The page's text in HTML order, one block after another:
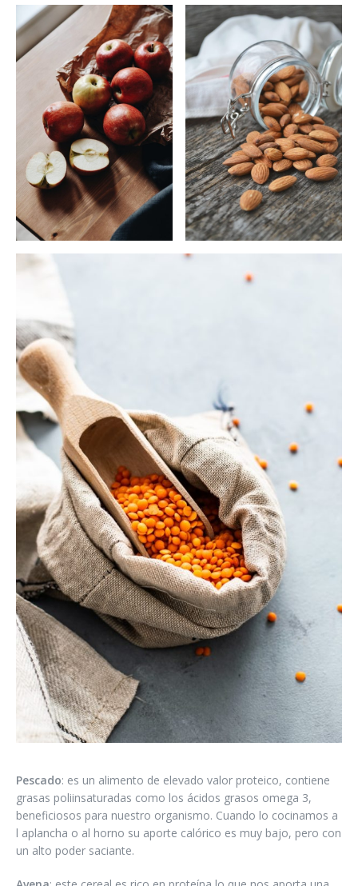
Pescado: es un alimento de elevado valor proteico, contiene
grasas poliinsaturadas como los ácidos grasos omega 3,
beneficiosos para nuestro organismo. Cuando lo cocinamos a
l aplancha o al horno su aporte calórico es muy bajo, pero con
un alto poder saciante.